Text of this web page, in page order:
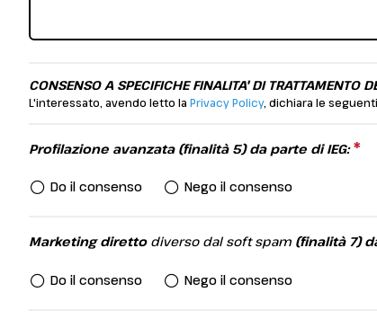
CONSENSO A SPECIFICHE FINALITA' DI TRATTAMENTO
L'interessato, avendo letto la Privacy Policy, dichiara le
Profilazione avanzata (finalità 5) da parte di IEG: *
Do il consenso Nego il consenso
Marketing diretto diverso dal soft spam (finalità 7)
Do il consenso Nego il consenso